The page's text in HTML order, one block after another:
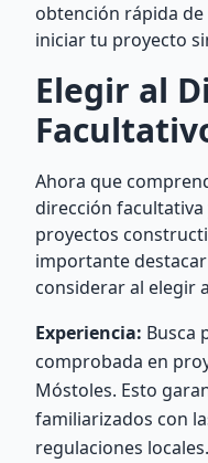
obtención rápida
iniciar tu proyecto
Elegir al
Ahora que
dirección
proyectos
importante
considerar al elegir
Experiencia: Busca
comprobada en
Móstoles. Esto
familiarizados con
regulaciones locales.